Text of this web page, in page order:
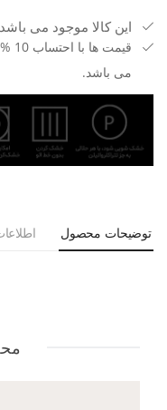
این کالا موجود می
می باشد.
توضیحات محصول